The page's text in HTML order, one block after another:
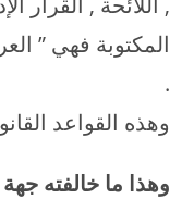
المكتوبة فهي ”
.
وهذه القواعد
وهذا ما خالفته